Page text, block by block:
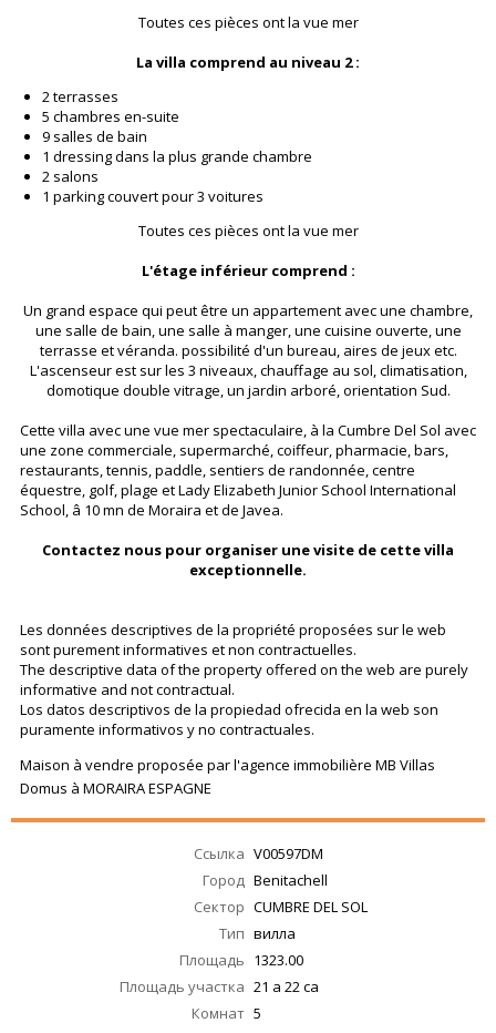
Toutes ces pièces ont la vue mer
La villa comprend au niveau 2 :
2 terrasses
5 chambres en-suite
9 salles de bain
1 dressing dans la plus grande chambre
2 salons
1 parking couvert pour 3 voitures
Toutes ces pièces ont la vue mer
L'étage inférieur comprend :
Un grand espace qui peut être un appartement avec une chambre,
une salle de bain, une salle à manger, une cuisine ouverte, une
terrasse et véranda. possibilité d'un bureau, aires de jeux etc.
L'ascenseur est sur les 3 niveaux, chauffage au sol, climatisation,
domotique double vitrage, un jardin arboré, orientation Sud.
Cette villa avec une vue mer spectaculaire, à la Cumbre Del Sol avec
une zone commerciale, supermarché, coiffeur, pharmacie, bars,
restaurants, tennis, paddle, sentiers de randonnée, centre
équestre, golf, plage et Lady Elizabeth Junior School International
School, â 10 mn de Moraira et de Javea.
Contactez nous pour organiser une visite de cette villa
exceptionnelle.
Les données descriptives de la propriété proposées sur le web
sont purement informatives et non contractuelles.
The descriptive data of the property offered on the web are purely
informative and not contractual.
Los datos descriptivos de la propiedad ofrecida en la web son
puramente informativos y no contractuales.
Maison à vendre proposée par l'agence immobilière MB Villas
Domus à MORAIRA ESPAGNE
Ссылка V00597DM
Город Benitachell
Сектор CUMBRE DEL SOL
Тип вилла
Площадь 1323.00
Площадь участка 21 a 22 ca
Комнат 5